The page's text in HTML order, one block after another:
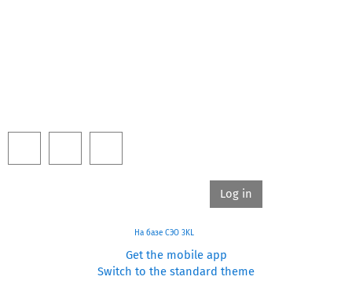
Log in
На базе СЭО 3KL
Get the mobile app
Switch to the standard theme